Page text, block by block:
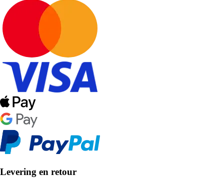
Levering en retour